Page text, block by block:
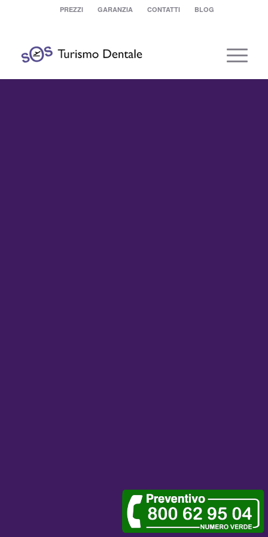
PREZZI GARANZIA CONTATTI BLOG